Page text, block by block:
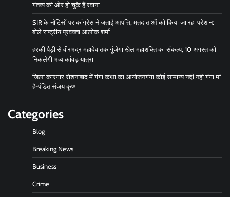
गंतव्य की ओर हो चुके हैं रवाना
SIR के नोटिसों पर कांग्रेस ने जताई आपत्ति, मतदाताओं को किया जा रहा परेशान:
बोले राष्ट्रीय प्रवक्ता आलोक शर्मा
हरकी पैड़ी से वीरभद्र महादेव तक गूंजेगा खेल महाशक्ति का संकल्प, 10 अगस्त को
निकलेगी भव्य कांवड़ यात्रा
जिला कारगार रोशनाबाद में गंगा कथा का आयोजनगंगा कोई सामान्य नदी नही गंगा मां
है-पंडित संजय कृष्ण
Categories
Blog
Breaking News
Business
Crime